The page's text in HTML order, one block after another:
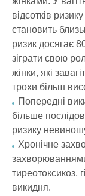
відсотків
становить
ризик досягає
зіграти свою
жінки, які
трохи більш
Попередні
більше
ризику
Хронічне
тиреотоксикоз,
викидня.